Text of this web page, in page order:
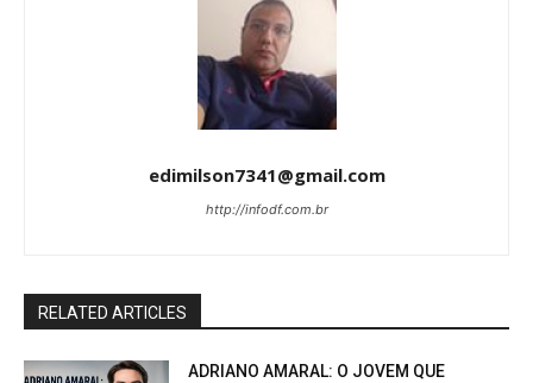
edimilson7341@gmail.com
http://infodf.com.br
RELATED ARTICLES
ADRIANO AMARAL: O JOVEM QUE